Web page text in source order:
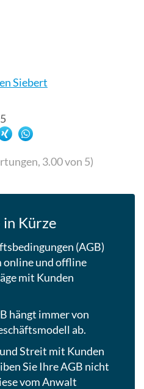
Siebert
3.00von 5)
Kürze
(AGB)
online und offline
mit Kunden
hängt immer von
ab.
Streit mit Kunden
Sie Ihre AGB nicht
vom Anwalt